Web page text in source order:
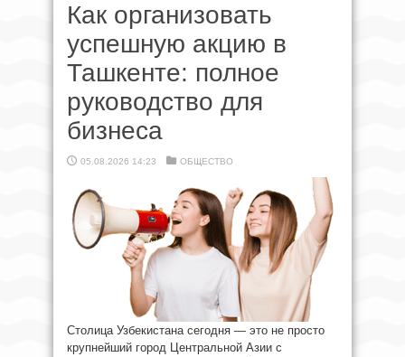
Как организовать
успешную акцию в
Ташкенте: полное
руководство для
бизнеса
05.08.2026 14:23 ОБЩЕСТВО
Столица Узбекистана сегодня — это не просто
крупнейший город Центральной Азии с